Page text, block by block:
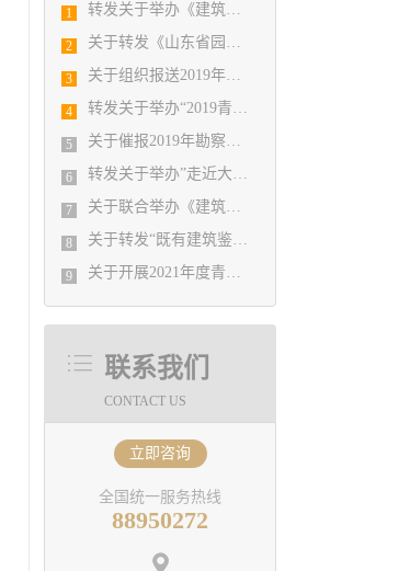
1 转发关于举办《建筑电气与智能化通用规范》 GB55024-2022公益宣贯的通知
2 关于转发《山东省园林景观设计创意技能竞赛的预备通知》的通知
3 关于组织报送2019年度山东省建筑信息模型（BIM）技术应用大赛的通知
4 转发关于举办“2019青岛市装配式建筑钢结构技术培训班”的通知
5 关于催报2019年勘察设计统计年报的通知
6 转发关于举办”走近大师系列——复杂结构设计案例与工程实践技术交流会（第一期）“的通知
7 关于联合举办《建筑设计防火规范》和《建筑防烟排烟系统技术标准》规范培训班的通知
8 关于转发“既有建筑鉴定与加固设计新技术应用及工程实例解析培训班”的通知
9 关于开展2021年度青岛市优秀工程勘察设计成果竞赛的通知
联系我们
CONTACT US
立即咨询
全国统一服务热线
88950272